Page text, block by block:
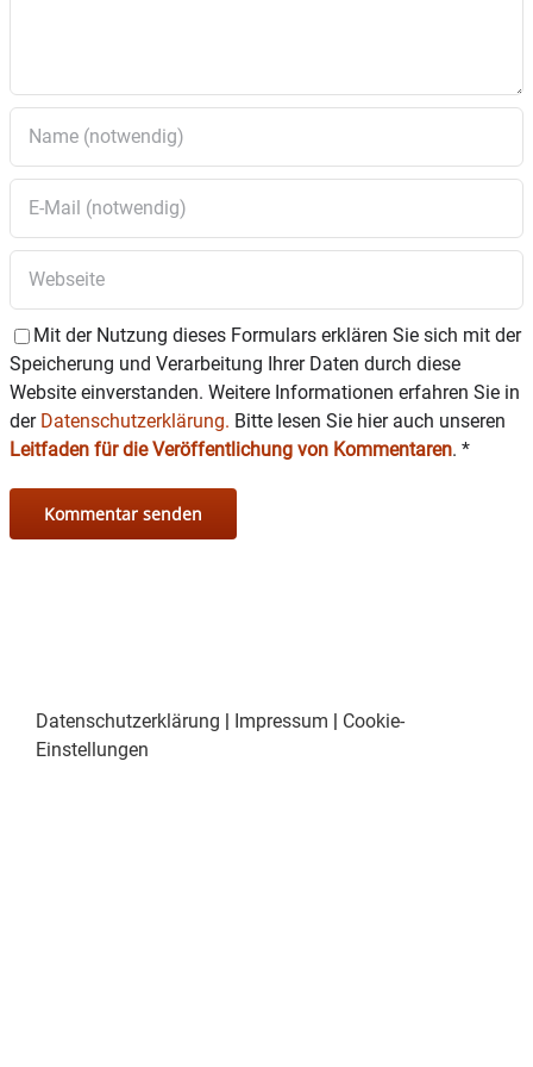
Mit der Nutzung dieses Formulars erklären Sie sich mit der
Speicherung und Verarbeitung Ihrer Daten durch diese
Website einverstanden. Weitere Informationen erfahren Sie in
der Datenschutzerklärung. Bitte lesen Sie hier auch unseren
Leitfaden für die Veröffentlichung von Kommentaren. *
Datenschutzerklärung | Impressum | Cookie-
Einstellungen